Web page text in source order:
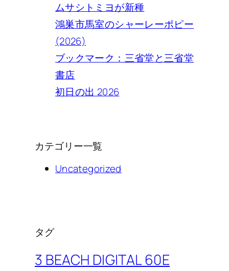
ムサシトミヨが新種
鴻巣市馬室のシャーレーポピー
(2026)
ブックマーク：三省堂と三省堂
書店
初日の出 2026
カテゴリー一覧
Uncategorized
タグ
3 BEACH DIGITAL 60E